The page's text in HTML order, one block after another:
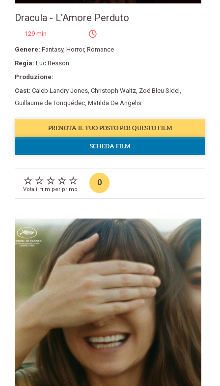
Dracula - L'Amore Perduto
129 min
Genere: Fantasy, Horror, Romance
Regia: Luc Besson
Produzione:
Cast: Caleb Landry Jones, Christoph Waltz, Zoë Bleu Sidel ,
Guillaume de Tonquédec, Matilda De Angelis
PRENOTA IL TUO POSTO PER QUESTO FILM
SCHEDA FILM
Vota il film per primo
0